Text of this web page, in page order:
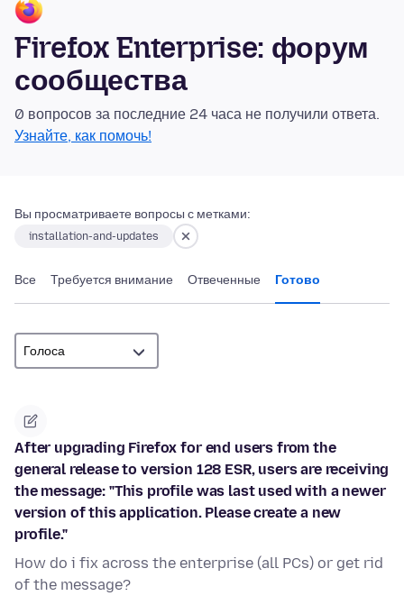
Firefox Enterprise: форум
сообщества
0 вопросов за последние 24 часа не получили ответа.
Узнайте, как помочь!
Вы просматриваете вопросы с метками:
installation-and-updates
Все Требуется внимание Отвеченные Готово
After upgrading Firefox for end users from the
general release to version 128 ESR, users are receiving
the message: "This profile was last used with a newer
version of this application. Please create a new
profile."
How do i fix across the enterprise (all PCs) or get rid
of the message?